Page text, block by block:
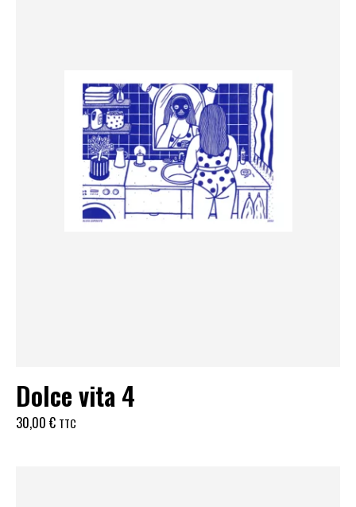
Dolce vita 4
30,00 € TTC